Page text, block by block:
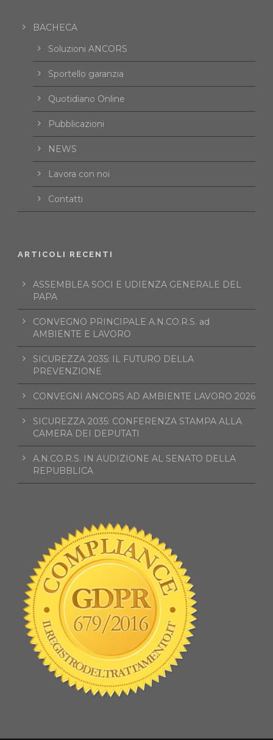
BACHECA
Soluzioni ANCORS
Sportello garanzia
Quotidiano Online
Pubblicazioni
NEWS
Lavora con noi
Contatti
ARTICOLI RECENTI
ASSEMBLEA SOCI E UDIENZA GENERALE DEL
PAPA
CONVEGNO PRINCIPALE A.N.CO.R.S. ad
AMBIENTE E LAVORO
SICUREZZA 2035: IL FUTURO DELLA
PREVENZIONE
CONVEGNI ANCORS AD AMBIENTE LAVORO 2026
SICUREZZA 2035: CONFERENZA STAMPA ALLA
CAMERA DEI DEPUTATI
A.N.CO.R.S. IN AUDIZIONE AL SENATO DELLA
REPUBBLICA